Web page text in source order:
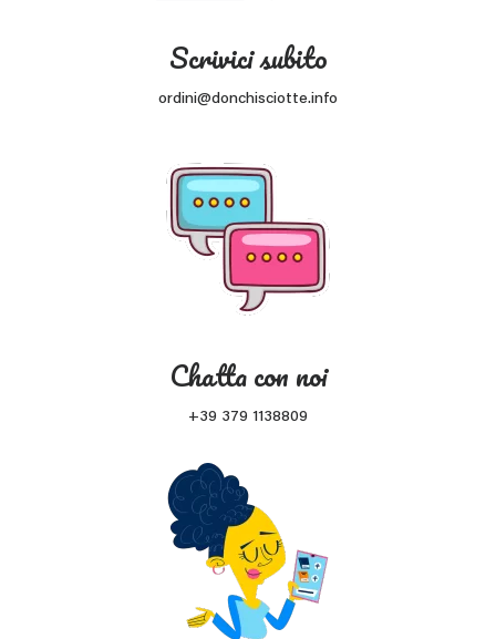
Scrivici subito
ordini@donchisciotte.info
Chatta con noi
+39 379 1138809